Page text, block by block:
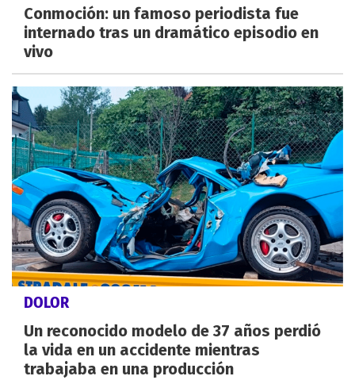
Conmoción: un famoso periodista fue
internado tras un dramático episodio en
vivo
DOLOR
Un reconocido modelo de 37 años perdió
la vida en un accidente mientras
trabajaba en una producción